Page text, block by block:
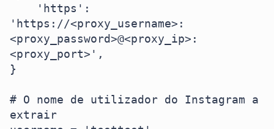
'https://<proxy_username>:
<proxy_password>@<proxy_ip>:
<proxy_port>',
}
# O nome de utilizador do Instagram a
extrair